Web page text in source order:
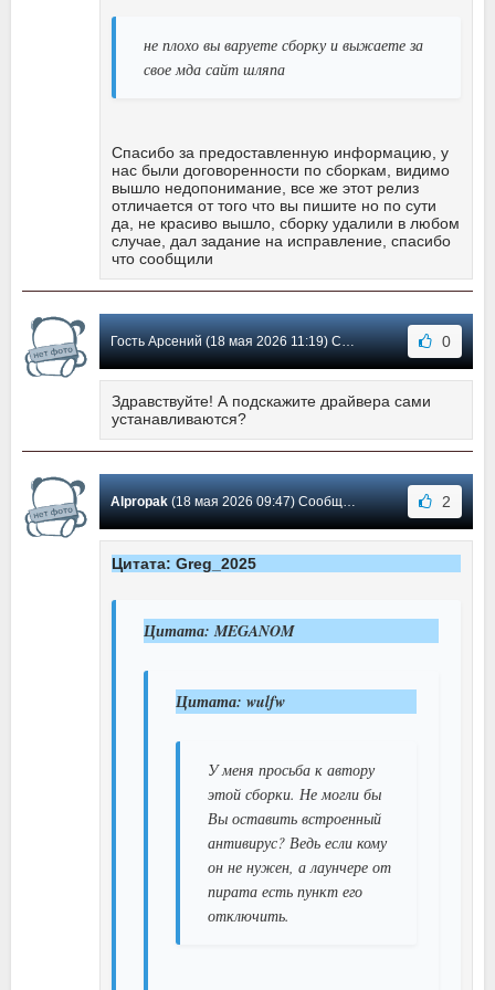
не плохо вы варуете сборку и выжаете за
свое мда сайт шляпа
Спасибо за предоставленную информацию, у
нас были договоренности по сборкам, видимо
вышло недопонимание, все же этот релиз
отличается от того что вы пишите но по сути
да, не красиво вышло, сборку удалили в любом
случае, дал задание на исправление, спасибо
что сообщили
Гость Арсений (18 мая 2026 11:19) Сообщение #15 0
Здравствуйте! А подскажите драйвера сами
устанавливаются?
Alpropak(18 мая 2026 09:47) Сообщение #14 2
Цитата: Greg_2025
Цитата: MEGANOM
Цитата: wulfw
У меня просьба к автору
этой сборки. Не могли бы
Вы оставить встроенный
антивирус? Ведь если кому
он не нужен, а лаунчере от
пирата есть пункт его
отключить.